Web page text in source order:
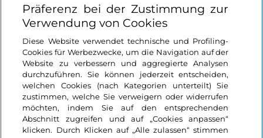
Nützliche Links
Login
Bleiben wir in Kontakt
Präferenz bei der Zustimmung zur
Verwendung von Cookies
Diese Website verwendet technische und Profiling-
Cookies für Werbezwecke, um die Navigation auf der
Website zu verbessern und aggregierte Analysen
durchzuführen. Sie können jederzeit entscheiden,
welchen Cookies (nach Kategorien unterteilt) Sie
zustimmen, welche Sie verweigern oder widerrufen
möchten, indem Sie auf den entsprechenden
Abschnitt zugreifen und auf „Cookies anpassen“
klicken. Durch Klicken auf „Alle zulassen“ stimmen